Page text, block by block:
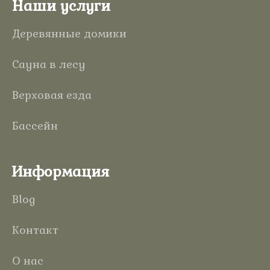
Наши услуги
Деревянные домики
Сауна в лесу
Верховая езда
Бассейн
Информация
Blog
Контакт
О нас